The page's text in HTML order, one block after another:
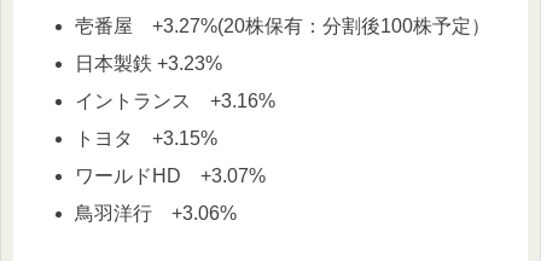
壱番屋 +3.27%(20株保有：分割後100株予定）
日本製鉄 +3.23%
イントランス +3.16%
トヨタ +3.15%
ワールドHD +3.07%
鳥羽洋行 +3.06%